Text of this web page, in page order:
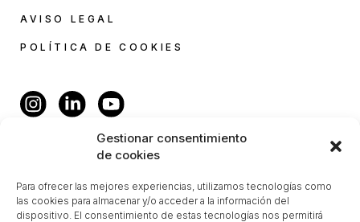
Gestionar consentimiento
de cookies
Para ofrecer las mejores experiencias, utilizamos tecnologías como
las cookies para almacenar y/o acceder a la información del
dispositivo. El consentimiento de estas tecnologías nos permitirá
AVISO LEGAL
POLÍTICA DE COOKIES